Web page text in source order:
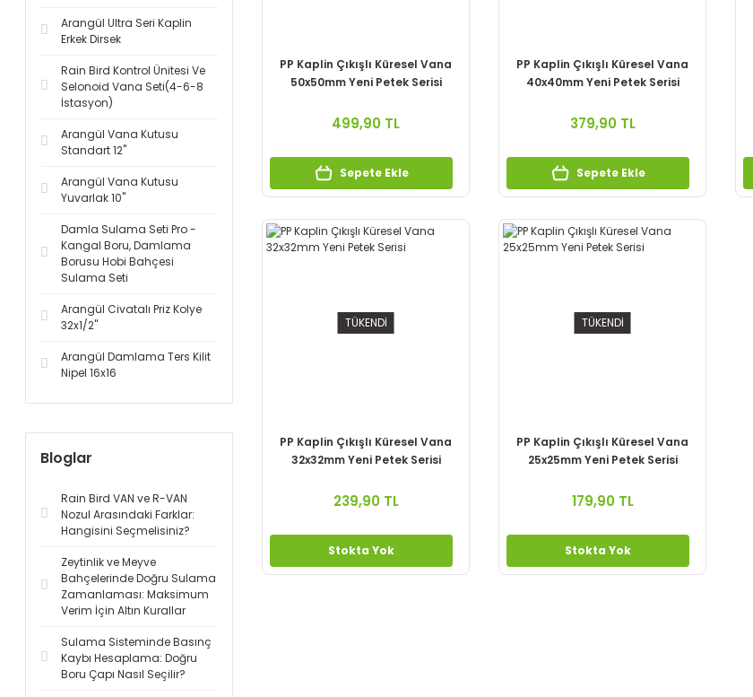
Arangül Ultra Seri Kaplin
Erkek Dirsek
Rain Bird Kontrol Ünitesi Ve
Selonoid Vana Seti(4-6-8
İstasyon)
Arangül Vana Kutusu
Standart 12''
Arangül Vana Kutusu
Yuvarlak 10''
Damla Sulama Seti Pro -
Kangal Boru, Damlama
Borusu Hobi Bahçesi
Sulama Seti
Arangül Civatalı Priz Kolye
32x1/2''
Arangül Damlama Ters Kilit
Nipel 16x16
Bloglar
Rain Bird VAN ve R-VAN
Nozul Arasındaki Farklar:
Hangisini Seçmelisiniz?
Zeytinlik ve Meyve
Bahçelerinde Doğru Sulama
Zamanlaması: Maksimum
Verim İçin Altın Kurallar
Sulama Sisteminde Basınç
Kaybı Hesaplama: Doğru
Boru Çapı Nasıl Seçilir?
PP Kaplin Çıkışlı Küresel Vana
50x50mm Yeni Petek Serisi
499,90 TL
Sepete Ekle
PP Kaplin Çıkışlı Küresel Vana
40x40mm Yeni Petek Serisi
379,90 TL
Sepete Ekle
TÜKENDİ
PP Kaplin Çıkışlı Küresel Vana
32x32mm Yeni Petek Serisi
239,90 TL
Stokta Yok
TÜKENDİ
PP Kaplin Çıkışlı Küresel Vana
25x25mm Yeni Petek Serisi
179,90 TL
Stokta Yok